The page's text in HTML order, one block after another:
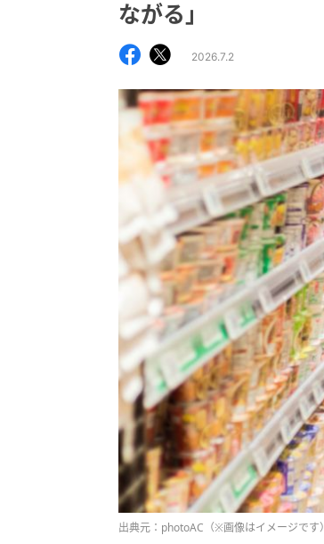
ながる」
2026.7.2
出典元：photoAC（※画像はイメージです）